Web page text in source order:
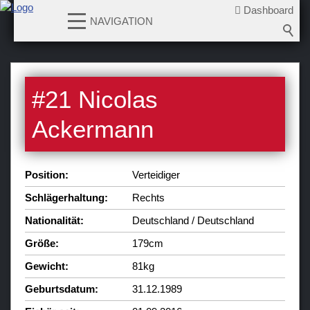
Dashboard
NAVIGATION
News
Teams
Verein
Sponsoren / Partner
Fanzone
#21 Nicolas
Ackermann
Position:
Verteidiger
Schlägerhaltung:
Rechts
Nationalität:
Deutschland / Deutschland
Größe:
179cm
Gewicht:
81kg
Geburtsdatum:
31.12.1989